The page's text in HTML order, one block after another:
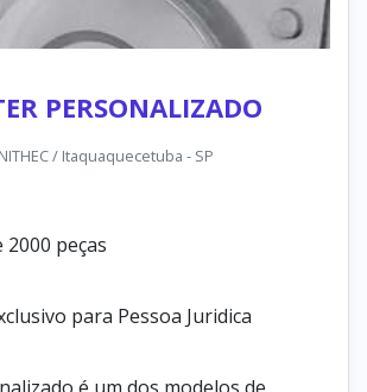
PERSONALIZADO
/ Itaquaquecetuba - SP
peças
para Pessoa Juridica